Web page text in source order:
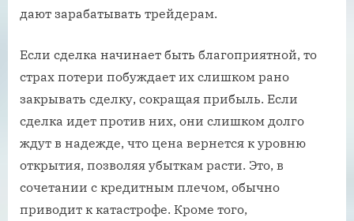
дают зарабатывать трейдерам.
Если сделка начинает быть благоприятной, то
страх потери побуждает их слишком рано
закрывать сделку, сокращая прибыль. Если
сделка идет против них, они слишком долго
ждут в надежде, что цена вернется к уровню
открытия, позволяя убыткам расти. Это, в
сочетании с кредитным плечом, обычно
приводит к катастрофе. Кроме того,